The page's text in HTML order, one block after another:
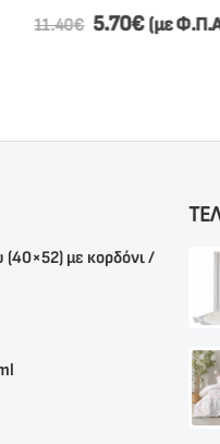
11.40€ 5.70€(με
με κορδόνι /